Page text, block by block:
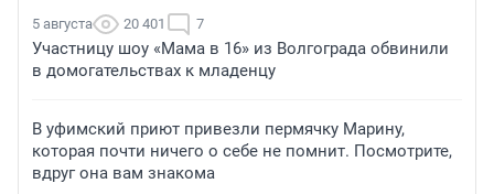
5 августа 20 401 7
Участницу шоу «Мама в 16» из Волгограда обвинили
в домогательствах к младенцу
В уфимский приют привезли пермячку Марину,
которая почти ничего о себе не помнит. Посмотрите,
вдруг она вам знакома